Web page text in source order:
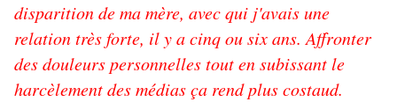
disparition de ma mère, avec qui j'avais une
relation très forte, il y a cinq ou six ans. Affronter
des douleurs personnelles tout en subissant le
harcèlement des médias ça rend plus costaud.